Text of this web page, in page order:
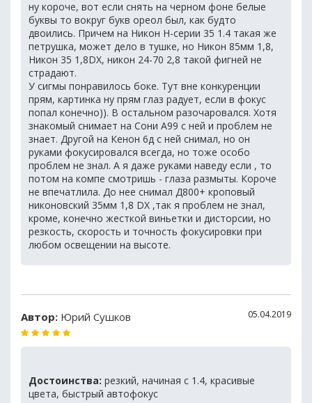
ну короче, вот если снять на черном фоне белые
буквы то вокруг букв ореол был, как будто
двоились. Причем на Никон Н-серии 35 1.4 такая же
петрушка, может дело в тушке, но Никон 85мм 1,8,
Никон 35 1,8DX, никон 24-70 2,8 такой фигней не
страдают.
У сигмы понравилось боке. Тут вне конкуренции
прям, картинка ну прям глаз радует, если в фокус
попал конечно)). В остальном разочаровался. Хотя
знакомый снимает на Сони А99 с ней и проблем не
знает. Другой на Кенон 6д с ней снимал, но он
руками фокусировался всегда, но тоже особо
проблем не знал. А я даже руками наведу если , то
потом на компе смотришь - глаза размыты. Короче
не впечатлила. До нее снимал Д800+ кроповый
никоновский 35мм 1,8 DX ,так я проблем не знал,
кроме, конечно жесткой виньетки и дисторсии, но
резкость, скорость и точность фокусировки при
любом освещении на высоте.
Автор: Юрий Сушков 05.04.2019
Достоинства: резкий, начиная с 1.4, красивые
цвета, быстрый автофокус